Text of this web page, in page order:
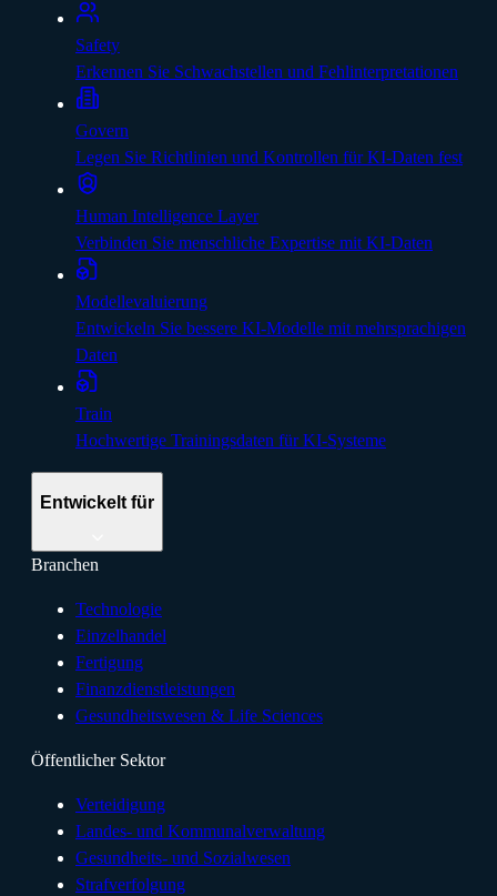
Safety
Erkennen Sie Schwachstellen und Fehlinterpretationen
Govern
Legen Sie Richtlinien und Kontrollen für KI-Daten fest
Human Intelligence Layer
Verbinden Sie menschliche Expertise mit KI-Daten
Modellevaluierung
Entwickeln Sie bessere KI-Modelle mit mehrsprachigen
Daten
Train
Hochwertige Trainingsdaten für KI-Systeme
Entwickelt für
Branchen
Technologie
Einzelhandel
Fertigung
Finanzdienstleistungen
Gesundheitswesen & Life Sciences
Öffentlicher Sektor
Verteidigung
Landes- und Kommunalverwaltung
Gesundheits- und Sozialwesen
Strafverfolgung